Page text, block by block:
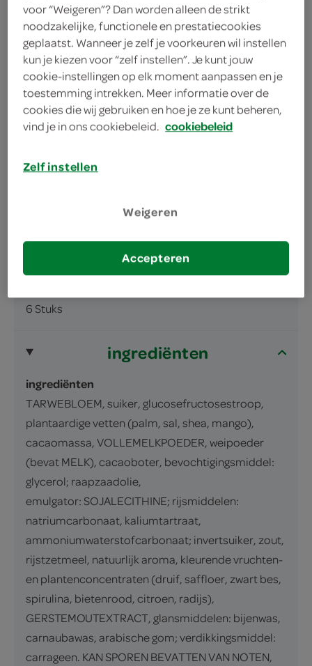
gevuld met caramel
bedekt met Belgische melkchocolade en
gedecoreerd met gekleurde chocolade dragees
Krokant koekje met karamelvulling (26%),
melkchocolade dragees (5%)
6 Stuks
ingrediënten
ingrediënten
TARWEBLOEM, suiker, glucosefructosestroop,
plantaardige vetten (palm, sal, shea, mango),
cacaomassa, VOLLEMELKPOEDER, weipoeder
(bevat MELK), cacaoboter, bevochtigingsmiddel:
glycerol; raapzaadolie,
emulgator: SOJALECITHINE; rijsmiddelen:
natriumcarbonaat, kaliumtartraat,
ammoniumwaterstofcarbonaat; invertsuiker, zout,
rijstzetmeel, natuurlijk aroma, kleurende vruchten-
en plantenconcentraten (druif, saffloer, zwart bes,
spirulina, bietenrood, citroen, radijs),
GERSTEMOUTEXTRACT, glansmiddelen: bijenwas,
carnaubawas, arabische gom; verdikkingsmiddel:
carrageen. KAN SPOREN BEVATTEN VAN NOTEN,
voor “Weigeren”? Dan worden alleen de strikt
noodzakelijke, functionele en prestatiecookies
geplaatst. Wanneer je zelf je voorkeuren wil instellen
kun je kiezen voor “zelf instellen”. Je kunt jouw
cookie-instellingen op elk moment aanpassen en je
toestemming intrekken. Meer informatie over de
cookies die wij gebruiken en hoe je ze kunt beheren,
vind je in ons cookiebeleid. cookiebeleid
Zelf instellen
Weigeren
Accepteren